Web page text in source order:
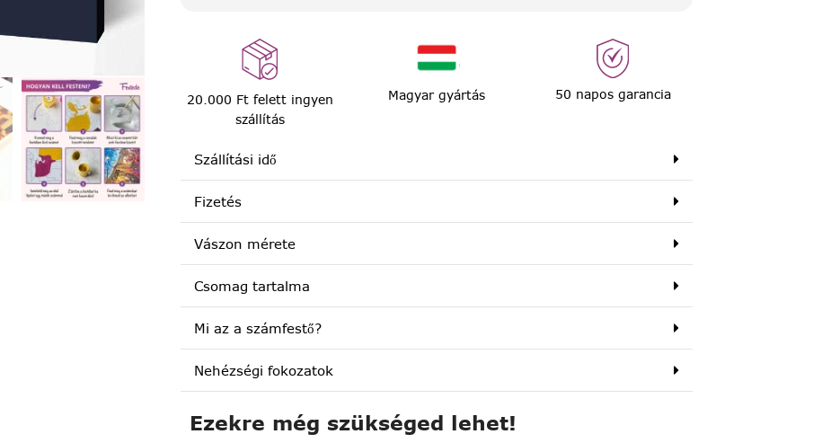
20.000 Ft felett ingyen
szállítás
Magyar gyártás 50 napos garancia
Szállítási idő
Fizetés
Vászon mérete
Csomag tartalma
Mi az a számfestő?
Nehézségi fokozatok
Ezekre még szükséged lehet!